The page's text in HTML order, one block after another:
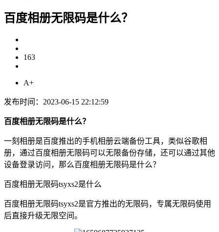
百度相册无限码是什么？
163
A+
发布时间：2023-06-15 22:12:59
百度相册无限码是什么？
一刻相册是百度推出的手机相册云端备份工具，类似谷歌相
册，通过百度相册无限码可以无限备份存储，还可以通过其他
设备登录访问，那么百度相册无限码是什么？
百度相册无限码tsyxs2是什么
百度相册无限码tsyxs2是官方推出的无限码，专属无限码使用
后直接升级无限空间。